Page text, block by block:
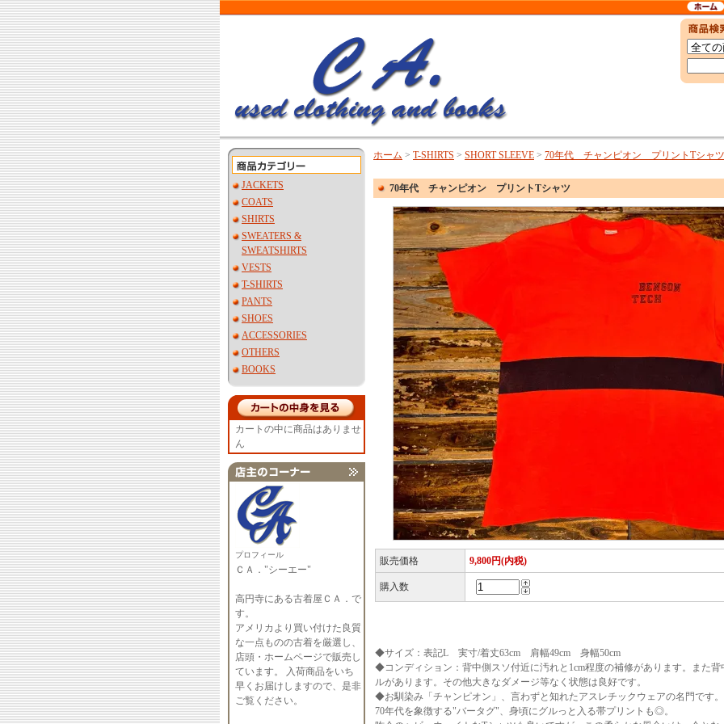
JACKETS
COATS
SHIRTS
SWEATERS &
SWEATSHIRTS
VESTS
T-SHIRTS
PANTS
SHOES
ACCESSORIES
OTHERS
BOOKS
カートの中に商品はありませ
ん
プロフィール
ＣＡ．"シーエー"
高円寺にある古着屋ＣＡ．で
す。
アメリカより買い付けた良質
な一点ものの古着を厳選し、
店頭・ホームページで販売し
ています。 入荷商品をいち
早くお届けしますので、是非
ご覧ください。
ホーム > T-SHIRTS > SHORT SLEEVE > 70年代 チャンピオン プリントTシャツ
70年代 チャンピオン プリントTシャツ
販売価格 9,800円(内税)
購入数
◆サイズ：表記L 実寸/着丈63cm 肩幅49cm 身幅50cm
◆コンディション：背中側スソ付近に汚れと1cm程度の補修があります。また背
ルがあります。その他大きなダメージ等なく状態は良好です。
◆お馴染み「チャンピオン」、言わずと知れたアスレチックウェアの名門です。
70年代を象徴する"バータグ"、身頃にグルっと入る帯プリントも◎。